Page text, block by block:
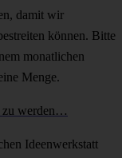
damit wir
können. Bitte
monatlichen
Menge.
zu werden…
Ideenwerkstatt